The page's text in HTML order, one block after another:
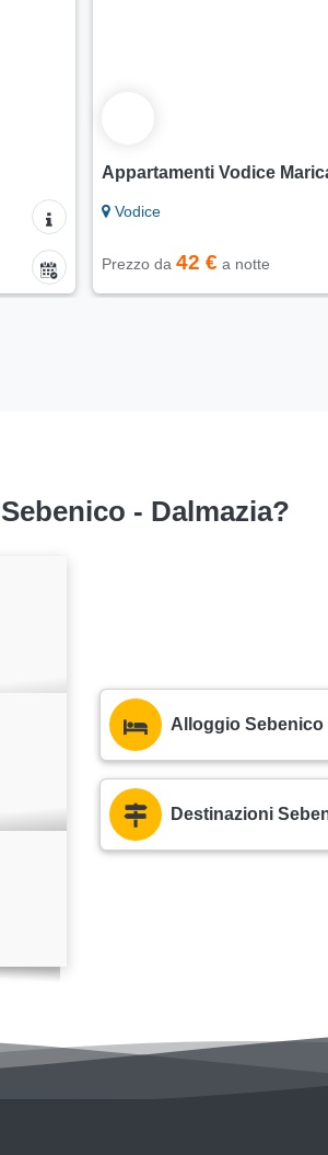
Appartamenti Vodice
Vodice
Prezzo da 42 € a notte
- Dalmazia?
Alloggio Sebenico
Destinazioni